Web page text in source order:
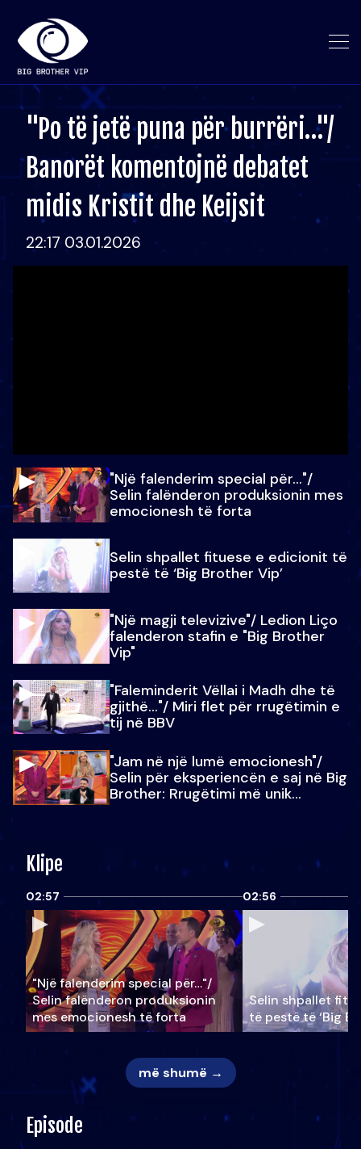
"Po të jetë puna për burrëri…"/
Banorët komentojnë debatet
midis Kristit dhe Keijsit
22:17 03.01.2026
"Një falenderim special për…"/
Selin falënderon produksionin mes
emocionesh të forta
Selin shpallet fituese e edicionit të
pestë të ‘Big Brother Vip’
"Një magji televizive"/ Ledion Liço
falenderon stafin e "Big Brother
Vip"
"Faleminderit Vëllai i Madh dhe të
gjithë…"/ Miri flet për rrugëtimin e
tij në BBV
"Jam në një lumë emocionesh"/
Selin për eksperiencën e saj në Big
Brother: Rrugëtimi më unik…
Klipe
02:57
"Një falenderim special për…"/
Selin falënderon produksionin
mes emocionesh të forta
02:56
Selin shpallet
të pestë të ‘Big
më shumë →
Episode